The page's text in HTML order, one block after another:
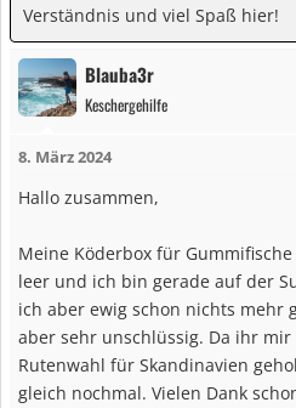
Verständnis und viel Spaß hier!
Blauba3r
Keschergehilfe
8. März 2024
Hallo zusammen,
Meine Köderbox für
leer und ich bin gerade auf der
ich aber ewig schon nichts mehr
aber sehr unschlüssig. Da ihr
Rutenwahl für Skandinavien
gleich nochmal. Vielen Dank